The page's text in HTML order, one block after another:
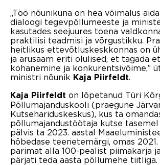
„Töö nõunikuna on hea võimalus
dialoogi tegevpõllumeeste ja
kasutades seejuures toena
praktilisi teadmisi ja võrgustikku.
heitlikus ettevõtluskeskkonnas on
ja arusaam eriti olulised, et tagada
kohanemine ja konkurentsivõime,”
ministri nõunik Kaja Piirfeldt.
Kaja Piirfeldt on lõpetanud Türi
Põllumajanduskooli (praegune
Kutsehariduskeskus), kus ta
põllumajandustöötaja kutse tasemel
pälvis ta 2023. aastal
hõbedase teenetemärgi, omas
parimat alla 100-pealist piimakarja
pärjati teda aasta põllumehe tiitliga.